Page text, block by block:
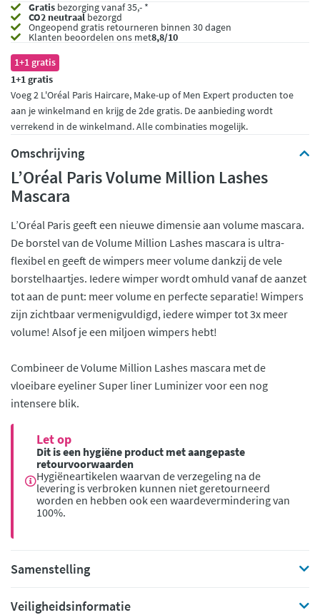
Gratis bezorging vanaf 35,- *
CO2 neutraalbezorgd
Ongeopend gratis retourneren binnen 30 dagen
Klanten beoordelen ons met8,8/10
1+1 gratis
1+1 gratis
Voeg 2 L'Oréal Paris Haircare, Make-up of Men Expert producten toe
aan je winkelmand en krijg de 2de gratis. De aanbieding wordt
verrekend in de winkelmand. Alle combinaties mogelijk.
Omschrijving
L’Oréal Paris Volume Million Lashes
Mascara
L’Oréal Paris geeft een nieuwe dimensie aan volume mascara.
De borstel van de Volume Million Lashes mascara is ultra-
flexibel en geeft de wimpers meer volume dankzij de vele
borstelhaartjes. Iedere wimper wordt omhuld vanaf de aanzet
tot aan de punt: meer volume en perfecte separatie! Wimpers
zijn zichtbaar vermenigvuldigd, iedere wimper tot 3x meer
volume! Alsof je een miljoen wimpers hebt!
Combineer de Volume Million Lashes mascara met de
vloeibare eyeliner Super liner Luminizer voor een nog
intensere blik.
Let op
Dit is een hygiëne product met aangepaste
retourvoorwaarden
Hygiëneartikelen waarvan de verzegeling na de
levering is verbroken kunnen niet geretourneerd
worden en hebben ook een waardevermindering van
100%.
Samenstelling
Veiligheidsinformatie